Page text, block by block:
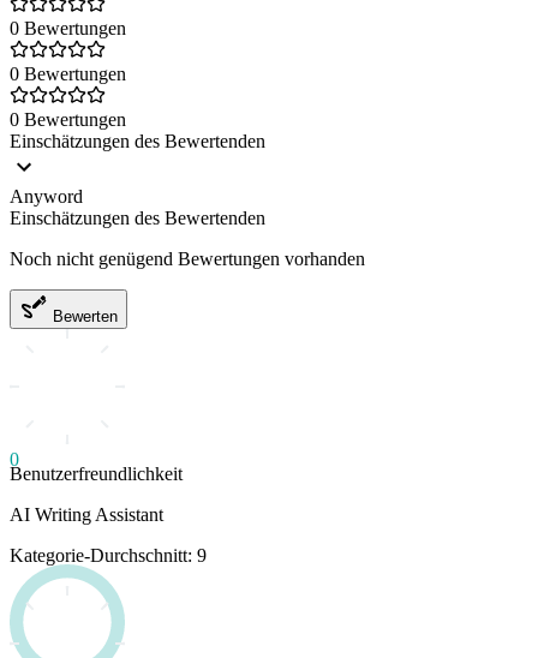
0 Bewertungen
0 Bewertungen
0 Bewertungen
Einschätzungen des Bewertenden
Anyword
Einschätzungen des Bewertenden
Noch nicht genügend Bewertungen vorhanden
Bewerten
0
Benutzerfreundlichkeit
AI Writing Assistant
Kategorie-Durchschnitt: 9